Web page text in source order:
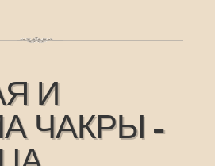
И
ЧАКРЫ -